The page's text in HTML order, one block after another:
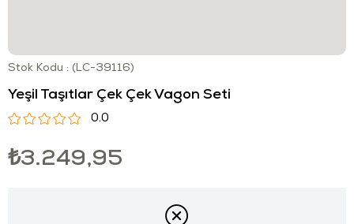
Stok Kodu (LC-39116)
Yeşil Taşıtlar Çek Çek Vagon Seti
0.0
₺3.249,95